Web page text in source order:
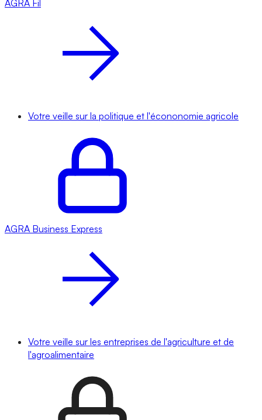
AGRA Fil
Votre veille sur la politique et l'écononomie agricole
AGRA Business Express
Votre veille sur les entreprises de l'agriculture et de
l'agroalimentaire